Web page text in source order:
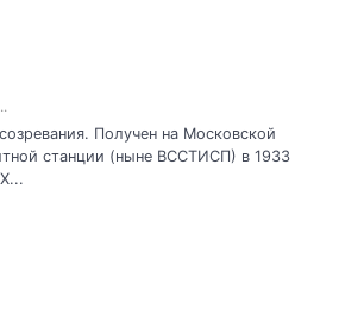
Получен на Московской
станции (ныне ВССТИСП) в 1933